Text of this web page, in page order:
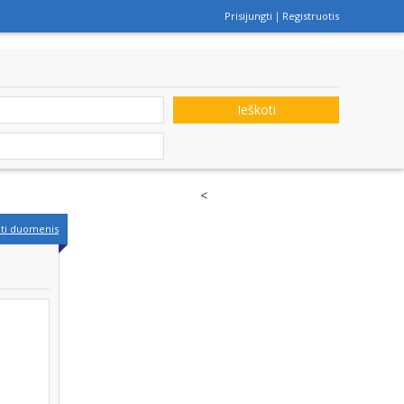
Prisijungti Registruotis
Ieškoti
duomenis
<